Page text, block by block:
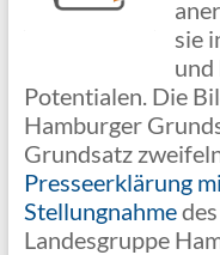
sie
und
Potentialen. Die
Hamburger
Grundsatz
Presseerklärung
Stellungnahmedes
Landesgruppe